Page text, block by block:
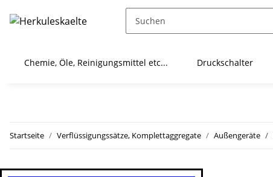
Chemie, Öle, Reinigungsmittel etc... Druckschalter
Startseite Verflüssigungssätze, Komplettaggregate Außengeräte